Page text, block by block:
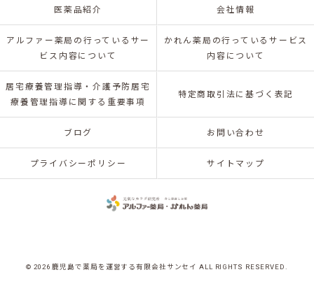
医薬品紹介 会社情報
アルファー薬局の行っているサー
ビス内容について
かれん薬局の行っているサービス
内容について
居宅療養管理指導・介護予防居宅
療養管理指導に関する重要事項
特定商取引法に基づく表記
ブログ お問い合わせ
プライバシーポリシー サイトマップ
© 2026 鹿児島で薬局を運営する有限会社サンセイ ALL RIGHTS RESERVED.